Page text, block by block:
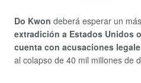
Do Kwon deberá esperar un
extradición a Estados Unidos
cuenta con acusaciones
al colapso de 40 mil millones de